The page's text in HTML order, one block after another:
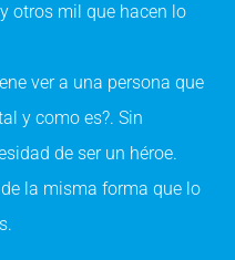
otros mil que hacen lo
ver a una persona que
y como es?. Sin
de ser un héroe.
la misma forma que lo